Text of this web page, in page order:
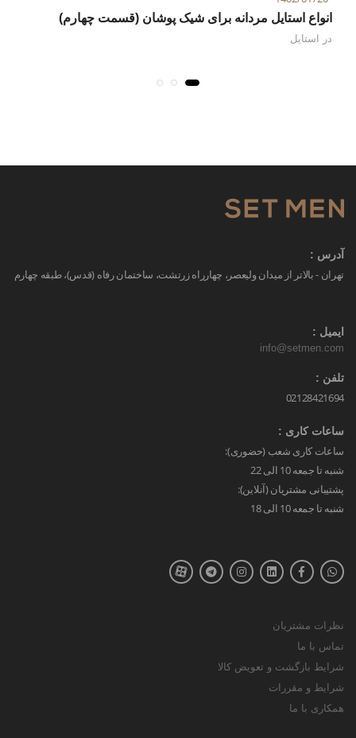
انواع استایل مردانه برای شیک پوشان (قسمت چهارم)
در استایل
آدرس :
تهران - بالاتر از میدان ولیعصر، چهارراه زرتشت، ساختمان رفاه (قدس)، طبقه چهارم
ایمیل :
info@setmen.com
تلفن :
02128421694
ساعات کاری :
ساعات کاری شعب (حضوری):
شنبه تا جمعه 10 الی 22
پشتیبانی مشتریان (آنلاین):
شنبه تا جمعه 10 الی 18
نظرات مشتریان
تماس با ما
شرایط بازگشت و تعویض کالا
شرایط و مقررات
همکاری با ما